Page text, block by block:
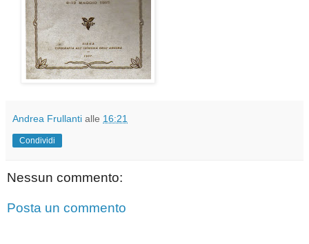
Andrea Frullanti alle 16:21
Condividi
Nessun commento:
Posta un commento